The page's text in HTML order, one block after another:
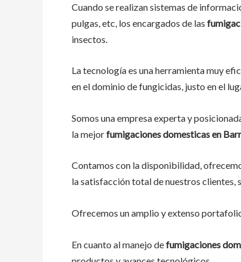
Cuando se realizan sistemas de
pulgas, etc, los encargados de las
insectos.
La tecnología es una herramienta muy
en el dominio de fungicidas, justo en el
Somos una empresa experta y
la mejorfumigaciones domesticas en
Contamos con la disponibilidad,
la satisfacción total de nuestros
Ofrecemos un amplio y extenso
En cuanto al manejo defumigaciones